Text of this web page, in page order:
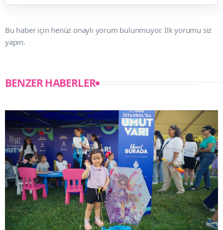
Bu haber için henüz onaylı yorum bulunmuyor. İlk yorumu siz
yapın.
BENZER HABERLER